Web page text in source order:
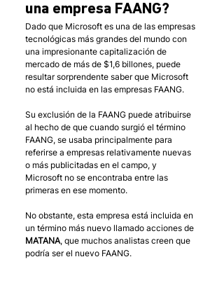
una empresa FAANG?
Dado que Microsoft es una de las empresas
tecnológicas más grandes del mundo con
una impresionante capitalización de
mercado de más de $1,6 billones, puede
resultar sorprendente saber que Microsoft
no está incluida en las empresas FAANG.
Su exclusión de la FAANG puede atribuirse
al hecho de que cuando surgió el término
FAANG, se usaba principalmente para
referirse a empresas relativamente nuevas
o más publicitadas en el campo, y
Microsoft no se encontraba entre las
primeras en ese momento.
No obstante, esta empresa está incluida en
un término más nuevo llamado acciones de
MATANA, que muchos analistas creen que
podría ser el nuevo FAANG.